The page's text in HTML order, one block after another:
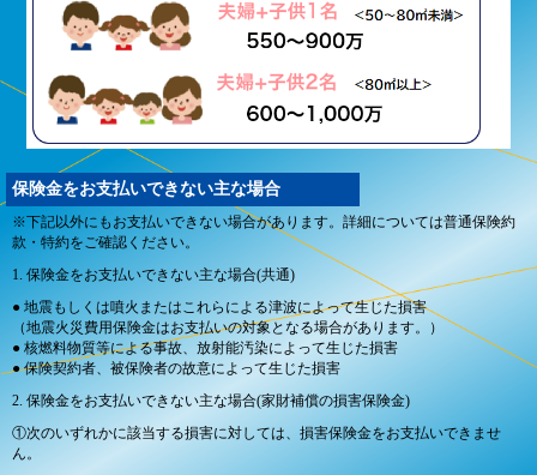
保険金をお支払いできない主な場合
※下記以外にもお支払いできない場合があります。詳細については普通保険約
款・特約をご確認ください。
1. 保険金をお支払いできない主な場合(共通)
● 地震もしくは噴火またはこれらによる津波によって生じた損害
（地震火災費用保険金はお支払いの対象となる場合があります。）
● 核燃料物質等による事故、放射能汚染によって生じた損害
● 保険契約者、被保険者の故意によって生じた損害
2. 保険金をお支払いできない主な場合(家財補償の損害保険金)
①次のいずれかに該当する損害に対しては、損害保険金をお支払いできませ
ん。